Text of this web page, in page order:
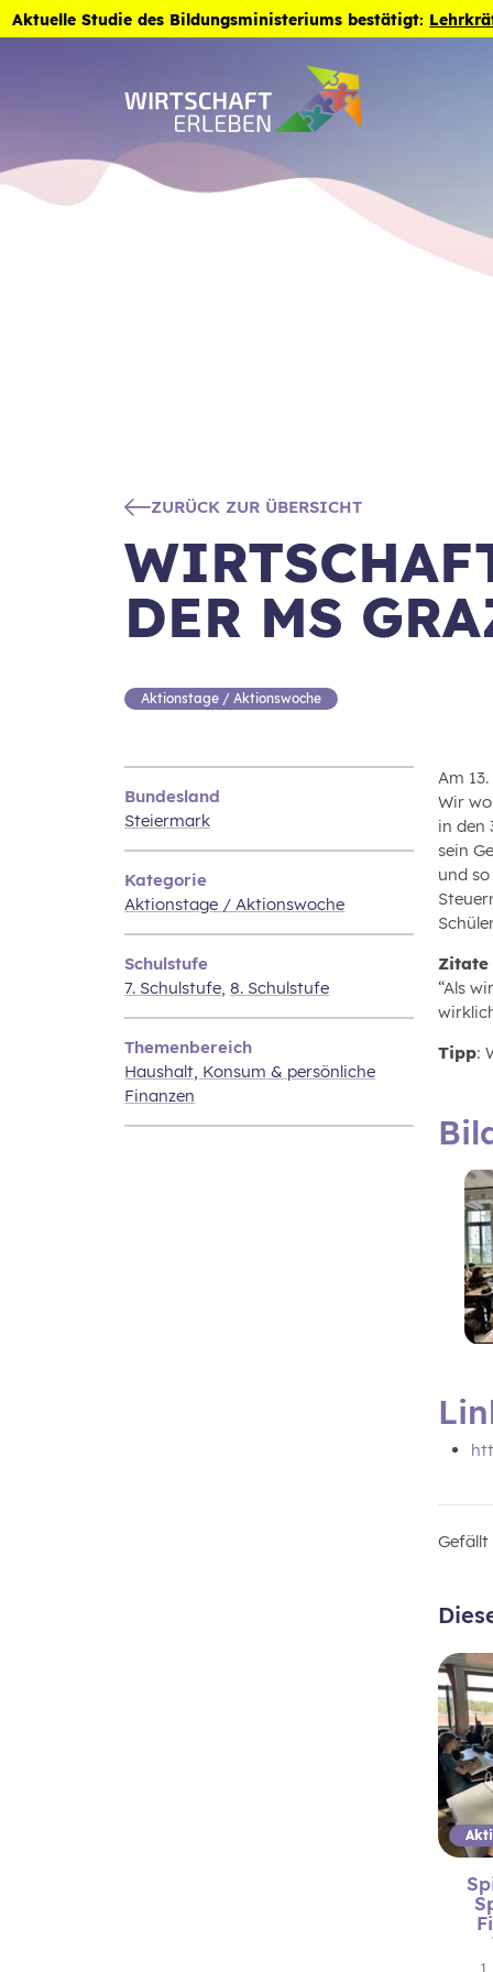
Zum Inhalt der Seite springen
Aktuelle Studie des Bildungsministeriums bestätigt:
ZURÜCK ZUR ÜBERSICHT
DER MS
Aktionstage / Aktionswoche
Bundesland
Steiermark
Kategorie
Aktionstage / Aktionswoche
Schulstufe
7. Schulstufe, 8. Schulstufe
Themenbereich
Haushalt, Konsum & persönliche
Finanzen
Am
Wir
in den
sein
und
Zitate
“Als
Tipp:
Gefällt